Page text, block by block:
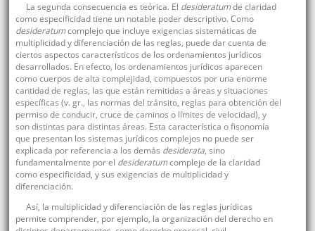
La segunda consecuencia es teórica. El desideratumde claridad
como especificidad tiene un notable poder descriptivo. Como
desideratumcomplejo que incluye exigencias sistemáticas de
multiplicidad y diferenciación de las reglas, puede dar cuenta de
ciertos aspectos característicos de los ordenamientos jurídicos
desarrollados. En efecto, los ordenamientos jurídicos aparecen
como cuerpos de alta complejidad, compuestos por una enorme
cantidad de reglas, las que están remitidas a áreas y situaciones
específicas (v. gr., las normas del tránsito, reglas para obtención del
permiso de conducir, cruce de caminos o límites de velocidad), y
son distintas para distintas áreas. Esta característica o fisonomía
que presentan los sistemas jurídicos complejos no puede ser
explicada por referencia a los demás desiderata, sino
fundamentalmente por el desideratumcomplejo de la claridad
como especificidad, y sus exigencias de multiplicidad y
diferenciación.
Así, la multiplicidad y diferenciación de las reglas jurídicas
permite comprender, por ejemplo, la organización del derecho en